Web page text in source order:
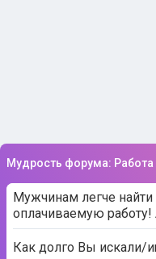
Мудрость форума: Работа
Мужчинам легче
оплачиваемую
Как долго Вы искали/